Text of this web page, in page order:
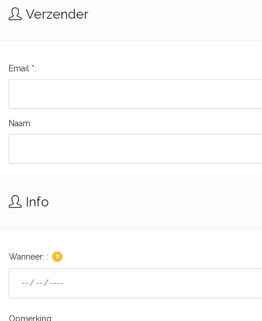
Verzender
Email *:
Naam:
Info
Wanneer: :
Opmerking: